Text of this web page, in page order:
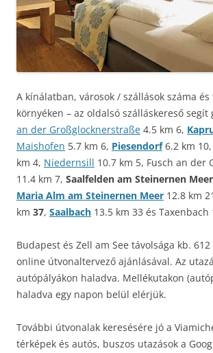
A kínálatban, városok / szállások száma és
környéken – az oldalsó szálláskereső segít
an der Großglocknerstraße 4.5 km 6,
Maishofen 5.7 km 6, Piesendorf6.2 km 10,
km 4, Niedernsill 10.7 km 5, Fusch an der
11.4 km 7, Saalfelden am Steinernen Meer
Maria Alm am Steinernen Meer 12.8 km
km 37, Saalbach 13.5 km 33 és Taxenbach
Budapest és Zell am See távolsága kb.
online útvonaltervező ajánlásával. Az
autópályákon haladva. Mellékutakon
haladva egy napon belül elérjük.
További útvonalak keresésére jó a
térképek és autós, buszos utazások a